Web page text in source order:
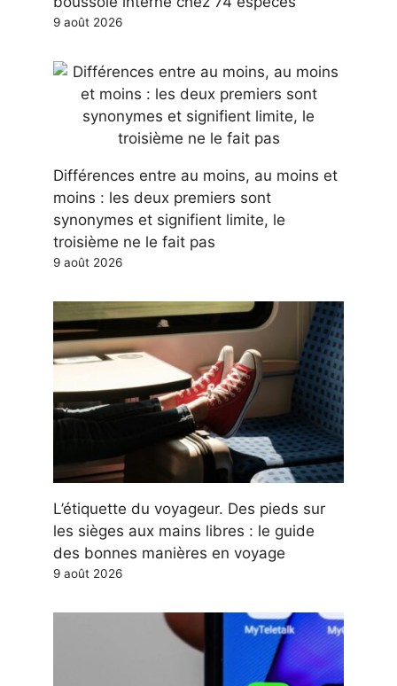
9 août 2026
Différences entre au moins, au moins et
moins : les deux premiers sont
synonymes et signifient limite, le
troisième ne le fait pas
9 août 2026
L’étiquette du voyageur. Des pieds sur
les sièges aux mains libres : le guide
des bonnes manières en voyage
9 août 2026